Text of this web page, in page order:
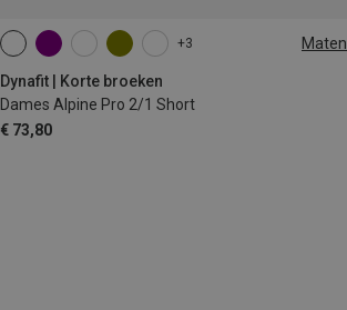
+3 Maten
Dynafit | Korte broeken
Dames Alpine Pro 2/1 Short
€ 73,80
XS S M XL